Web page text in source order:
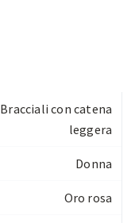
Bracciali con catena
leggera
Donna
Oro rosa